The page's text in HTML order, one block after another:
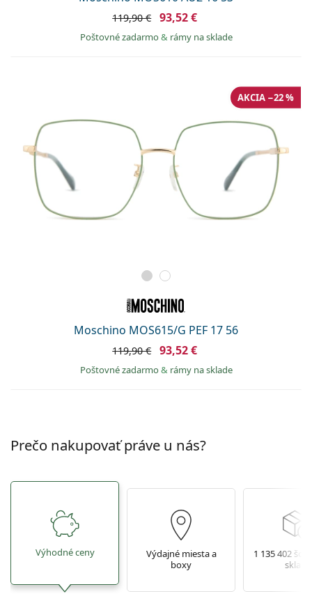
119,90 € 93,52 €
Poštovné zadarmo& rámy na sklade
Moschino MOS615/G PEF 17 56
AKCIA −22 %
119,90 € 93,52 €
Poštovné zadarmo& rámy na sklade
Prečo nakupovať práve u nás?
Výhodné ceny
Výdajné miesta a
boxy
1 135 402
sklade